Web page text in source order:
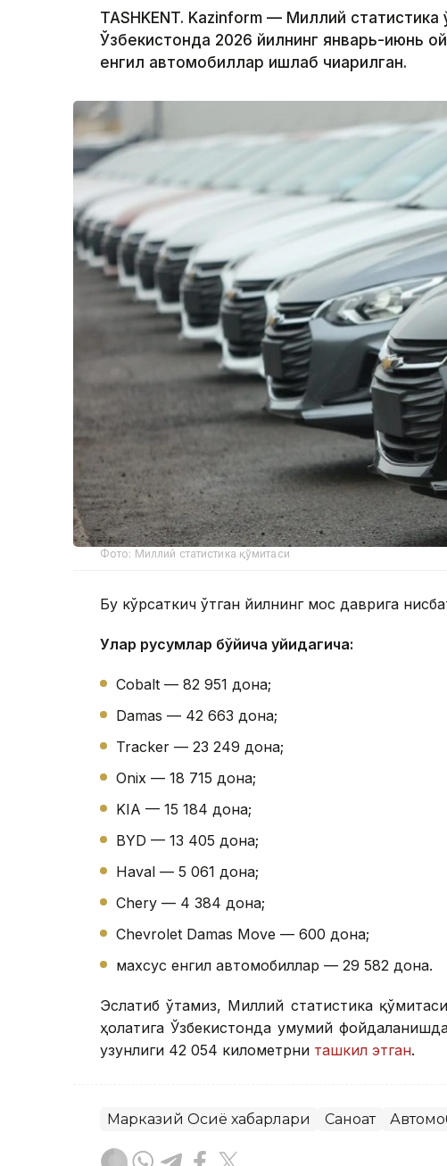
TASHKENT. Kazinform — Миллий статистика
Ўзбекистонда 2026 йилнинг январь-июнь
енгил автомобиллар ишлаб чиқарилган.
Фото: Миллий статистика қўмитаси
Бу кўрсаткич ўтган йилнинг мос даврига
Улар русумлар бўйича қуйидагича:
Cobalt — 82 951 дона;
Damas — 42 663 дона;
Tracker — 23 249 дона;
Onix — 18 715 дона;
KIA — 15 184 дона;
BYD — 13 405 дона;
Haval — 5 061 дона;
Chery — 4 384 дона;
Chevrolet Damas Move — 600 дона;
махсус енгил автомобиллар — 29 582 дона.
Эслатиб ўтамиз, Миллий статистика
ҳолатига Ўзбекистонда умумий
узунлиги 42 054 километрни ташкил этган.
Марказий Осиё хабарлари Саноат